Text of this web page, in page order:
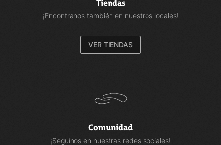
Tiendas
¡Encontranos también en nuestros locales!
VER TIENDAS
Comunidad
¡Seguínos en nuestras redes sociales!